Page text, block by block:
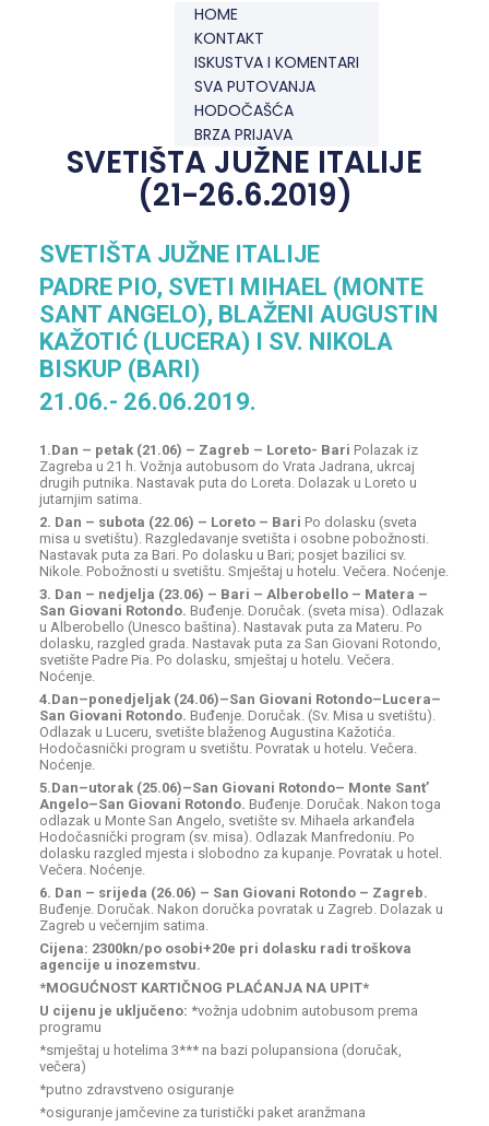
HOME
KONTAKT
ISKUSTVA I KOMENTARI
SVA PUTOVANJA
HODOČAŠĆA
BRZA PRIJAVA
SVETIŠTA JUŽNE ITALIJE
(21-26.6.2019)
SVETIŠTA JUŽNE ITALIJE
PADRE PIO, SVETI MIHAEL (MONTE
SANT ANGELO), BLAŽENI AUGUSTIN
KAŽOTIĆ (LUCERA) I SV. NIKOLA
BISKUP (BARI)
21.06.- 26.06.2019.
1.Dan – petak (21.06) – Zagreb – Loreto- Bari Polazak iz
Zagreba u 21 h. Vožnja autobusom do Vrata Jadrana, ukrcaj
drugih putnika. Nastavak puta do Loreta. Dolazak u Loreto u
jutarnjim satima.
2. Dan – subota (22.06) – Loreto – Bari Po dolasku (sveta
misa u svetištu). Razgledavanje svetišta i osobne pobožnosti.
Nastavak puta za Bari. Po dolasku u Bari; posjet bazilici sv.
Nikole. Pobožnosti u svetištu. Smještaj u hotelu. Večera. Noćenje.
3. Dan – nedjelja (23.06) – Bari – Alberobello – Matera –
San Giovani Rotondo. Buđenje. Doručak. (sveta misa). Odlazak
u Alberobello (Unesco baština). Nastavak puta za Materu. Po
dolasku, razgled grada. Nastavak puta za San Giovani Rotondo,
svetište Padre Pia. Po dolasku, smještaj u hotelu. Večera.
Noćenje.
4.Dan–ponedjeljak (24.06)–San Giovani Rotondo–Lucera–
San Giovani Rotondo. Buđenje. Doručak. (Sv. Misa u svetištu).
Odlazak u Luceru, svetište blaženog Augustina Kažotića.
Hodočasnički program u svetištu. Povratak u hotelu. Večera.
Noćenje.
5.Dan–utorak (25.06)–San Giovani Rotondo– Monte Sant’
Angelo–San Giovani Rotondo. Buđenje. Doručak. Nakon toga
odlazak u Monte San Angelo, svetište sv. Mihaela arkanđela
Hodočasnički program (sv. misa). Odlazak Manfredoniu. Po
dolasku razgled mjesta i slobodno za kupanje. Povratak u hotel.
Večera. Noćenje.
6. Dan – srijeda (26.06) – San Giovani Rotondo – Zagreb.
Buđenje. Doručak. Nakon doručka povratak u Zagreb. Dolazak u
Zagreb u večernjim satima.
Cijena: 2300kn/po osobi+20e pri dolasku radi troškova
agencije u inozemstvu.
*MOGUĆNOST KARTIČNOG PLAĆANJA NA UPIT*
U cijenu je uključeno: *vožnja udobnim autobusom prema
programu
*smještaj u hotelima 3*** na bazi polupansiona (doručak,
večera)
*putno zdravstveno osiguranje
*osiguranje jamčevine za turistički paket aranžmana